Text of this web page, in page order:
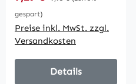
Unterputz, 2-Draht
gespart)
Preise inkl. MwSt. zzgl.
Versandkosten
Details